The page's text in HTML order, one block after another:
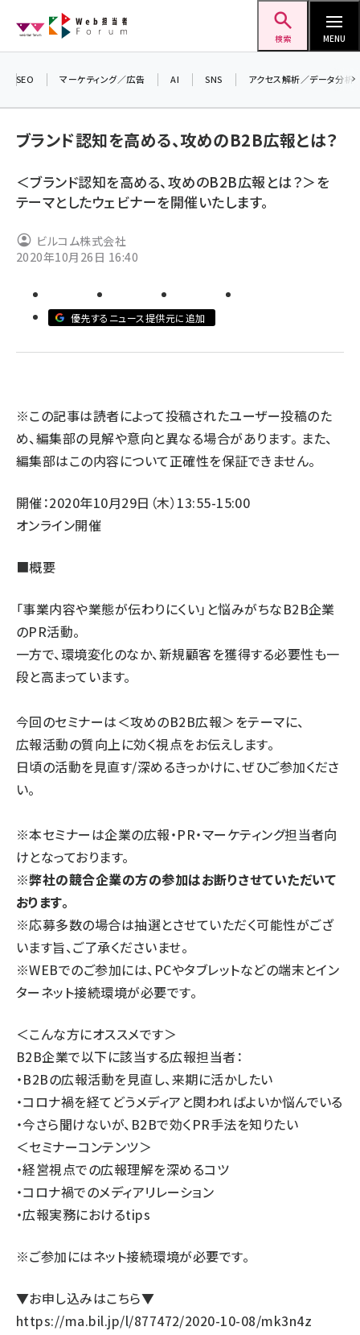
ン
検索 MENU
seo (3519)
ai (2801)
youtube (2425)
セミナー (2301)
z世代 (1620)
SEO マーケティング／広告 AI SNS アクセス解析／データ分析
ブランド認知を高める、攻めのB2B広報とは？
＜ブランド認知を高める、攻めのB2B広報とは？＞を
テーマとしたウェビナーを開催いたします。
ビルコム株式会社
2020年10月26日 16:40
優先するニュース提供元に追加
※この記事は読者によって投稿されたユーザー投稿のた
め、編集部の見解や意向と異なる場合があります。 また、
編集部はこの内容について正確性を保証できません。
開催：2020年10月29日（木）13:55-15:00
オンライン開催
■概要
「事業内容や業態が伝わりにくい」と悩みがちなB2B企業
のPR活動。
一方で、環境変化のなか、新規顧客を獲得する必要性も一
段と高まっています。
今回のセミナーは＜攻めのB2B広報＞をテーマに、
広報活動の質向上に効く視点をお伝えします。
日頃の活動を見直す/深めるきっかけに、ぜひご参加くださ
い。
※本セミナーは企業の広報・PR・マーケティング担当者向
けとなっております。
※弊社の競合企業の方の参加はお断りさせていただいて
おります。
※応募多数の場合は抽選とさせていただく可能性がござ
います旨、ご了承くださいませ。
※WEBでのご参加には、PCやタブレットなどの端末とイン
ターネット接続環境が必要です。
＜こんな方にオススメです＞
B2B企業で以下に該当する広報担当者：
・B2Bの広報活動を見直し、来期に活かしたい
・コロナ禍を経てどうメディアと関わればよいか悩んでいる
・今さら聞けないが、B2Bで効くPR手法を知りたい
＜セミナーコンテンツ＞
・経営視点での広報理解を深めるコツ
・コロナ禍でのメディアリレーション
・広報実務におけるtips
※ご参加にはネット接続環境が必要です。
▼お申し込みはこちら▼
https://ma.bil.jp/l/877472/2020-10-08/mk3n4z
差し